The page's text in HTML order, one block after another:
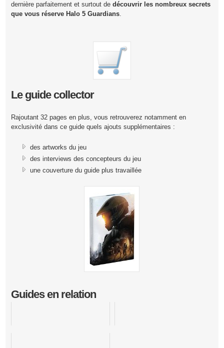
dernière parfaitement et surtout de découvrir les nombreux secrets
que vous réserve Halo 5 Guardians.
Le guide collector
Rajoutant 32 pages en plus, vous retrouverez notamment en
exclusivité dans ce guide quels ajouts supplémentaires :
des artworks du jeu
des interviews des concepteurs du jeu
une couverture du guide plus travaillée
Guides en relation